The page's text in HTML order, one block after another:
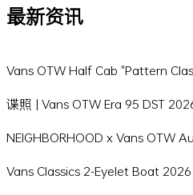
最新资讯
Vans OTW Half Cab "Pattern
谍照 | Vans OTW Era 95 DST
NEIGHBORHOOD x Vans OTW
Vans Classics 2-Eyelet Boat